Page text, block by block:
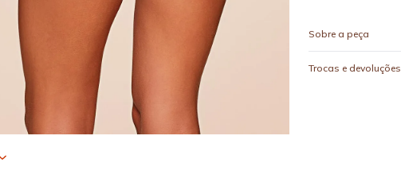
Sobre a peça
Trocas e devoluções